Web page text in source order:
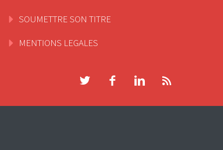
SOUMETTRE SON TITRE
MENTIONS LEGALES